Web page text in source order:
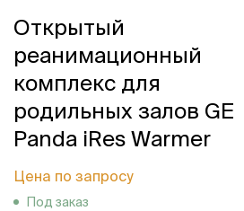
Открытый
реанимационный
комплекс для
родильных залов GE
Panda iRes Warmer
Цена по запросу
Под заказ